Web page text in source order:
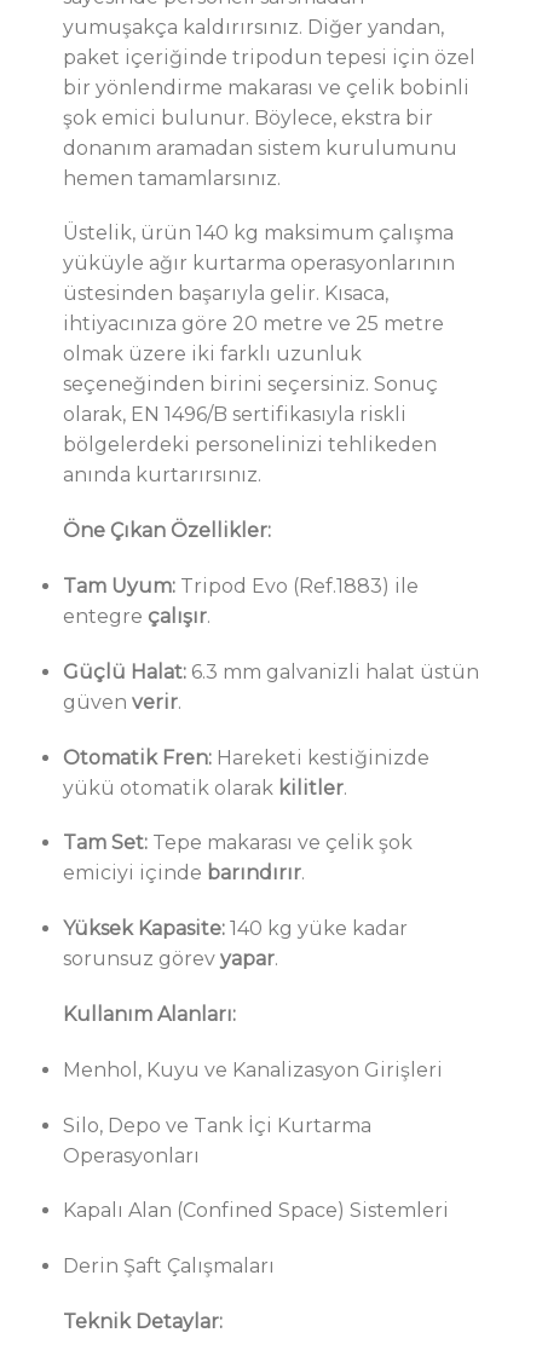
yumuşakça kaldırırsınız. Diğer yandan,
paket içeriğinde tripodun tepesi için özel
bir yönlendirme makarası ve çelik bobinli
şok emici bulunur. Böylece, ekstra bir
donanım aramadan sistem kurulumunu
hemen tamamlarsınız.
Üstelik, ürün 140 kg maksimum çalışma
yüküyle ağır kurtarma operasyonlarının
üstesinden başarıyla gelir. Kısaca,
ihtiyacınıza göre 20 metre ve 25 metre
olmak üzere iki farklı uzunluk
seçeneğinden birini seçersiniz. Sonuç
olarak, EN 1496/B sertifikasıyla riskli
bölgelerdeki personelinizi tehlikeden
anında kurtarırsınız.
Öne Çıkan Özellikler:
Tam Uyum:Tripod Evo (Ref.1883) ile
entegre çalışır.
Güçlü Halat:6.3 mm galvanizli halat üstün
güven verir.
Otomatik Fren:Hareketi kestiğinizde
yükü otomatik olarak kilitler.
Tam Set:Tepe makarası ve çelik şok
emiciyi içinde barındırır.
Yüksek Kapasite:140 kg yüke kadar
sorunsuz görev yapar.
Kullanım Alanları:
Menhol, Kuyu ve Kanalizasyon Girişleri
Silo, Depo ve Tank İçi Kurtarma
Operasyonları
Kapalı Alan (Confined Space) Sistemleri
Derin Şaft Çalışmaları
Teknik Detaylar: